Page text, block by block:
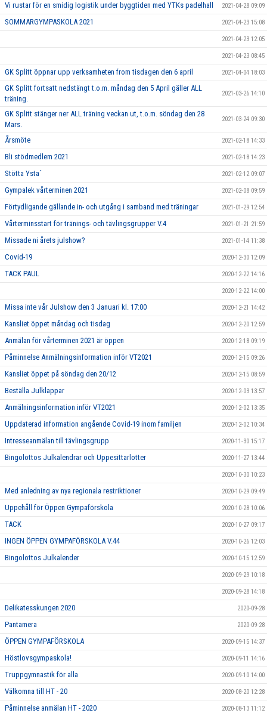
Vi rustar för en smidig logistik under byggtiden med YTKs padelhall 2021-04-28 09:09
SOMMARGYMPASKOLA 2021 2021-04-23 15:08
2021-04-23 12:05
2021-04-23 08:45
GK Splitt öppnar upp verksamheten from tisdagen den 6 april 2021-04-04 18:03
GK Splitt fortsatt nedstängt t.o.m. måndag den 5 April gäller ALL
träning.
2021-03-26 14:10
GK Splitt stänger ner ALL träning veckan ut, t.o.m. söndag den 28
Mars.
2021-03-24 09:30
Årsmöte 2021-02-18 14:33
Bli stödmedlem 2021 2021-02-18 14:23
Stötta Ysta´ 2021-02-12 09:07
Gympalek vårterminen 2021 2021-02-08 09:59
Förtydligande gällande in- och utgång i samband med träningar 2021-01-29 12:54
Vårterminsstart för tränings- och tävlingsgrupper V.4 2021-01-21 21:59
Missade ni årets julshow? 2021-01-14 11:38
Covid-19 2020-12-30 12:09
TACK PAUL 2020-12-22 14:16
2020-12-22 14:00
Missa inte vår Julshow den 3 Januari kl. 17:00 2020-12-21 14:42
Kansliet öppet måndag och tisdag 2020-12-20 12:59
Anmälan för vårterminen 2021 är öppen 2020-12-18 09:19
Påminnelse Anmälningsinformation inför VT2021 2020-12-15 09:26
Kansliet öppet på söndag den 20/12 2020-12-15 08:59
Beställa Julklappar 2020-12-03 13:57
Anmälningsinformation inför VT2021 2020-12-02 13:35
Uppdaterad information angående Covid-19 inom familjen 2020-12-02 10:34
Intresseanmälan till tävlingsgrupp 2020-11-30 15:17
Bingolottos Julkalendrar och Uppesittarlotter 2020-11-27 13:44
2020-10-30 10:23
Med anledning av nya regionala restriktioner 2020-10-29 09:49
Uppehåll för Öppen Gympaförskola 2020-10-28 10:06
TACK 2020-10-27 09:17
INGEN ÖPPEN GYMPAFÖRSKOLA V.44 2020-10-26 12:03
Bingolottos Julkalender 2020-10-15 12:59
2020-09-29 10:18
2020-09-28 14:18
Delikatesskungen 2020 2020-09-28
Pantamera 2020-09-28
ÖPPEN GYMPAFÖRSKOLA 2020-09-15 14:37
Höstlovsgympaskola! 2020-09-11 14:16
Truppgymnastik för alla 2020-09-10 14:00
Välkomna till HT - 20 2020-08-20 12:28
Påminnelse anmälan HT - 2020 2020-08-13 11:12